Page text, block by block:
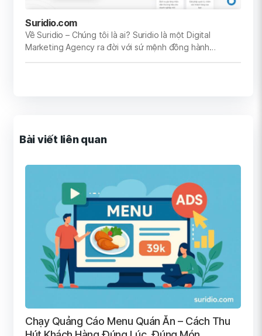
Suridio.com
Về Suridio – Chúng tôi là ai? Suridio là một Digital
Marketing Agency ra đời với sứ mệnh đồng hành…
Bài viết liên quan
Chạy Quảng Cáo Menu Quán Ăn – Cách Thu